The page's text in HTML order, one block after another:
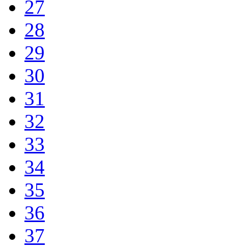
27
28
29
30
31
32
33
34
35
36
37